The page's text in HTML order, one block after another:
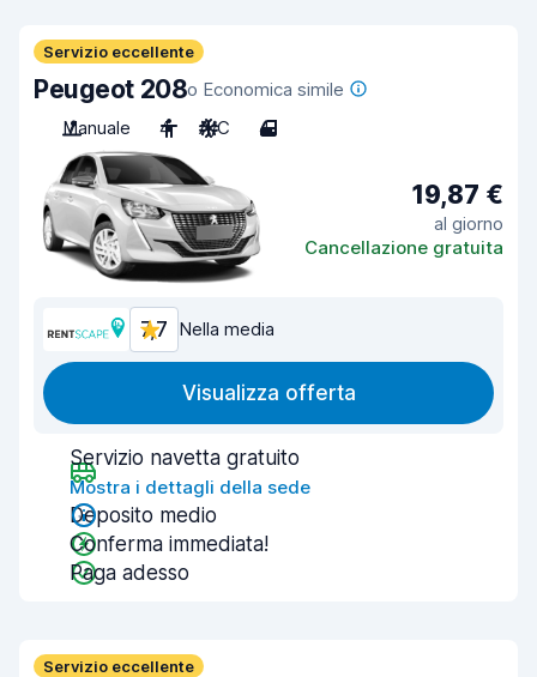
Servizio eccellente
Peugeot 208o Economica simile
Manuale
4 A/C 4
19,87 €
al giorno
Cancellazione gratuita
7,7 Nella media
Visualizza offerta
Servizio navetta gratuito
Mostra i dettagli della sede
Deposito medio
Conferma immediata!
Paga adesso
Servizio eccellente